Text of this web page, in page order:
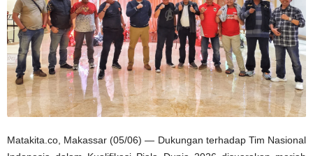
Matakita.co, Makassar (05/06) — Dukungan terhadap Tim Nasional